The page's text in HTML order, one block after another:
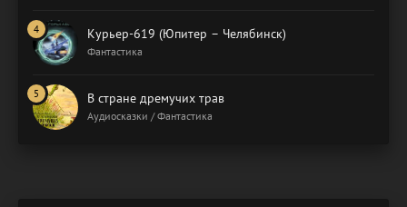
Курьер-619 (Юпитер – Челябинск)
Фантастика
В стране дремучих трав
Аудиосказки / Фантастика